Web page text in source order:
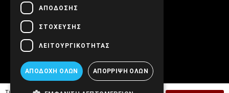
ΑΠΌΔΟΣΗΣ
ΣΤΌΧΕΥΣΗΣ
ΛΕΙΤΟΥΡΓΙΚΌΤΗΤΑΣ
ΑΠΟΔΟΧΉ ΌΛΩΝ ΑΠΌΡΡΙΨΗ ΌΛΩΝ